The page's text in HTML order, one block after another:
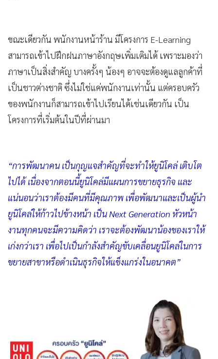
ขณะเดียวกัน พนักงานหน้าร้าน มีโครงการ E-Learning
สามารถเข้าไปฝึกฝนภาษาอังกฤษเพิ่มเติมได้ เพราะมองว่า
ภาษาเป็นสิ่งสำคัญ บางครั้งๆ น้องๆ อาจจะต้องดูแลลูกค้าที่
เป็นชาวต่างชาติ ซึ่งไม่ใช่แค่พนักงานเท่านั้น แต่ครอบครัว
ของพนักงานก็สามารถเข้าไปเรียนได้เช่นเดียวกัน เป็น
โครงการที่เริ่มต้นในปีที่ผ่านมา
“การพัฒนาคน เป็นกุญแจสำคัญที่จะทำให้ยูนิโคล่ เติบโต
ไปได้ เนื่องจากตอนนี้ยูนิโคล่มีแผนการขยายธุรกิจ และ
แน่นอนว่าเราต้องมีคนที่มีคุณภาพ เพื่อพัฒนาและเป็นผู้นำ
ยูนิโคล่ให้ก้าวไปข้างหน้า เป็น Next Generation หัวหน้า
งานทุกคนจะมีความคิดว่า เราจะต้องพัฒนาน้องของเราให้
เก่งกว่าเรา เพื่อไปเป็นกำลังสำคัญขับเคลื่อนยูนิโคล่ในการ
ขยายสาขาหรือดำเนินธุรกิจให้แข็งแกร่งในอนาคต”